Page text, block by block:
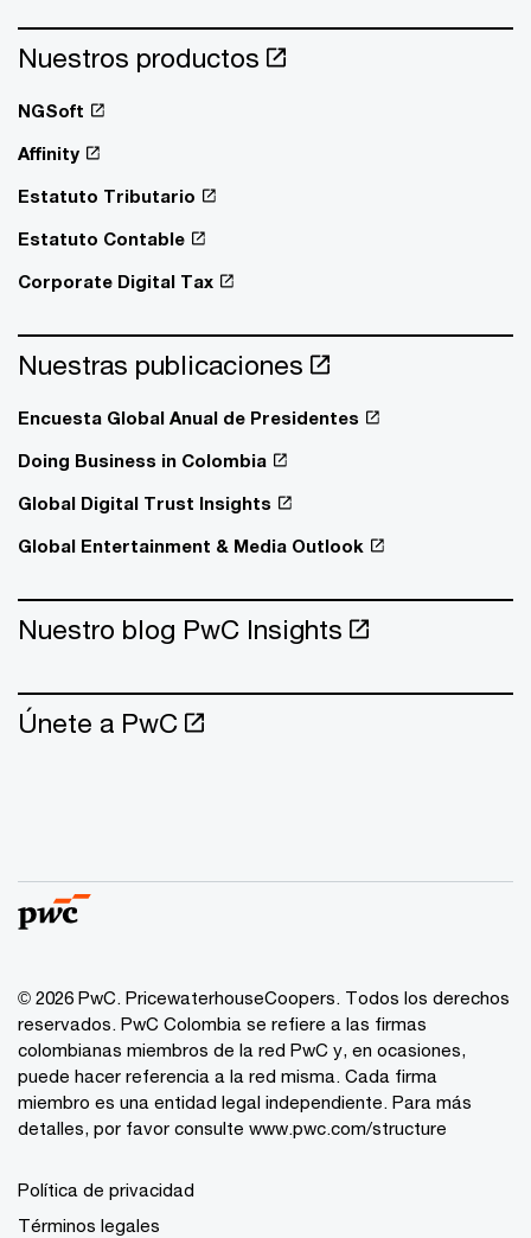
Nuestros productos
NGSoft
Affinity
Estatuto Tributario
Estatuto Contable
Corporate Digital Tax
Nuestras publicaciones
Encuesta Global Anual de Presidentes
Doing Business in Colombia
Global Digital Trust Insights
Global Entertainment & Media Outlook
Nuestro blog PwC Insights
Únete a PwC
© 2026 PwC. PricewaterhouseCoopers. Todos los derechos
reservados. PwC Colombia se refiere a las firmas
colombianas miembros de la red PwC y, en ocasiones,
puede hacer referencia a la red misma. Cada firma
miembro es una entidad legal independiente. Para más
detalles, por favor consulte www.pwc.com/structure
Política de privacidad
Términos legales